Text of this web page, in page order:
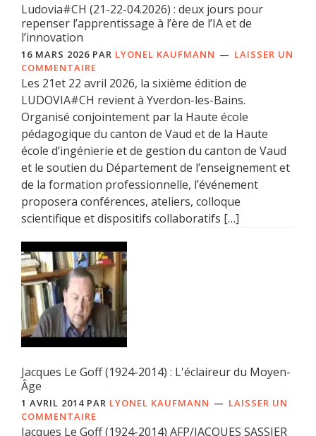
Ludovia#CH (21-22-04.2026) : deux jours pour
repenser l’apprentissage à l’ère de l’IA et de
l’innovation
16 MARS 2026 PAR LYONEL KAUFMANN
LAISSER UN
COMMENTAIRE
Les 21et 22 avril 2026, la sixième édition de
LUDOVIA#CH revient à Yverdon-les-Bains.
Organisé conjointement par la Haute école
pédagogique du canton de Vaud et de la Haute
école d’ingénierie et de gestion du canton de Vaud
et le soutien du Département de l’enseignement et
de la formation professionnelle, l’événement
proposera conférences, ateliers, colloque
scientifique et dispositifs collaboratifs […]
Jacques Le Goff (1924-2014) : L'éclaireur du Moyen-
Âge
1 AVRIL 2014 PAR LYONEL KAUFMANN
LAISSER UN
COMMENTAIRE
Jacques Le Goff (1924-2014) AFP/JACQUES SASSIER